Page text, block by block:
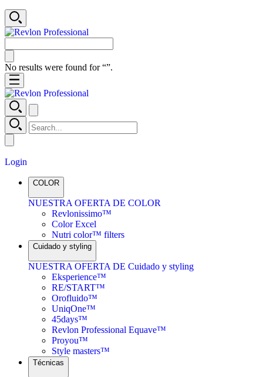
No results were found for “”.
Login
COLOR
NUESTRA OFERTA DE COLOR
Revlonissimo™
Color Excel
Nutri color™ filters
Cuidado y styling
NUESTRA OFERTA DE Cuidado y styling
Eksperience™
RE/START™
Orofluido™
UniqOne™
45days™
Revlon Professional Equave™
Proyou™
Style masters™
Técnicas